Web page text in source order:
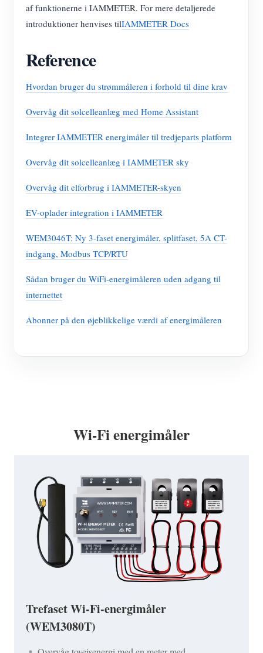
af funktionerne i IAMMETER. For mere detaljerede
introduktioner henvises tilIAMMETER Docs
Reference
Hvordan bruger du strømmåleren i forhold til dine krav
Overvåg dit solcelleanlæg med Home Assistant
Integrer IAMMETER energimåler til tredjeparts platform
Overvåg dit solcelleanlæg i IAMMETER sky
Overvåg dit elforbrug i IAMMETER-skyen
EV-oplader integration i IAMMETER
WEM3046T: Ny 3-faset energimåler, splitfaset, 5A CT-
indgang, Modbus TCP/RTU
Sådan bruger du WiFi-energimåleren uden adgang til
internettet
Abonner på den øjeblikkelige værdi af energimåleren
Wi-Fi energimåler
Trefaset Wi-Fi-energimåler
(WEM3080T)